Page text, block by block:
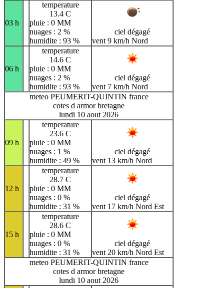
03 h
temperature
13.4 C
pluie : 0 MM
nuages : 2 %
humidite : 93 %
ciel dégagé
vent 9 km/h Nord
06 h
temperature
14.6 C
pluie : 0 MM
nuages : 2 %
humidite : 93 %
ciel dégagé
vent 7 km/h Nord
meteo PEUMERIT-QUINTIN france
cotes d armor bretagne
lundi 10 aout 2026
09 h
temperature
23.6 C
pluie : 0 MM
nuages : 1 %
humidite : 49 %
ciel dégagé
vent 13 km/h Nord
12 h
temperature
28.7 C
pluie : 0 MM
nuages : 0 %
humidite : 31 %
ciel dégagé
vent 17 km/h Nord Est
15 h
temperature
28.6 C
pluie : 0 MM
nuages : 0 %
humidite : 31 %
ciel dégagé
vent 20 km/h Nord Est
meteo PEUMERIT-QUINTIN france
cotes d armor bretagne
lundi 10 aout 2026